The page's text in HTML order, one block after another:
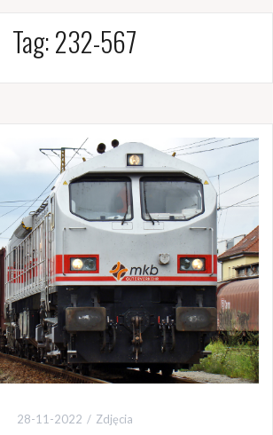
Tag:232-567
28-11-2022 Zdjęcia